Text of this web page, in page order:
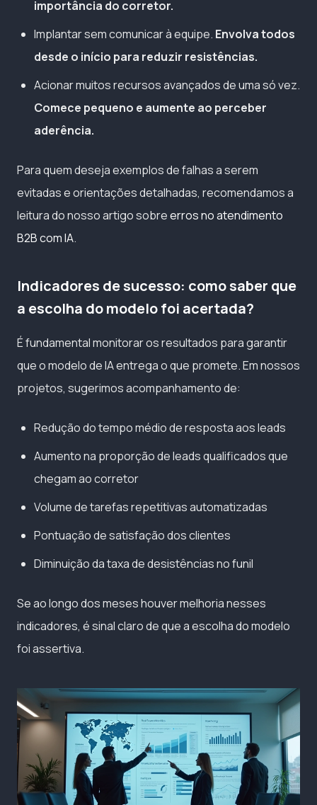
importância do corretor.
Implantar sem comunicar à equipe. Envolva todos
desde o início para reduzir resistências.
Acionar muitos recursos avançados de uma só vez.
Comece pequeno e aumente ao perceber
aderência.
Para quem deseja exemplos de falhas a serem
evitadas e orientações detalhadas, recomendamos a
leitura do nosso artigo sobreerros no atendimento
B2B com IA.
Indicadores de sucesso: como saber que
a escolha do modelo foi acertada?
É fundamental monitorar os resultados para garantir
que o modelo de IA entrega o que promete. Em nossos
projetos, sugerimos acompanhamento de:
Redução do tempo médio de resposta aos leads
Aumento na proporção de leads qualificados que
chegam ao corretor
Volume de tarefas repetitivas automatizadas
Pontuação de satisfação dos clientes
Diminuição da taxa de desistências no funil
Se ao longo dos meses houver melhoria nesses
indicadores, é sinal claro de que a escolha do modelo
foi assertiva.